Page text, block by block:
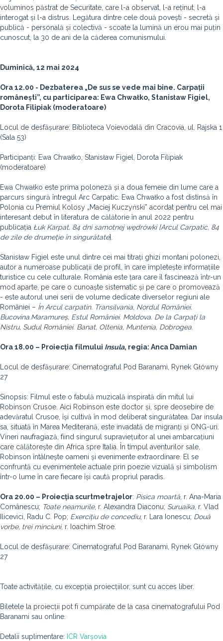
voluminos păstrat de Securitate, care l-a observat, l-a reținut, l-a
interogat și l-a distrus. Legătura dintre cele două povești - secretă și
publică - personală și colectivă - scoate la lumină un erou mai puțin
cunoscut, la 30 de ani de la căderea comunismului.
Duminică, 12 mai 2024
Ora 12.00 - Dezbaterea „De sus se vede mai bine. Carpații
românești”, cu participarea: Ewa Chwałko, Stanisław Figiel,
Dorota Filipiak (moderatoare)
Locul de desfășurare: Biblioteca Voievodală din Cracovia, ul. Rajska 1
(Sala 53)
Participanți: Ewa Chwałko, Stanisław Figiel, Dorota Filipiak
(moderatoare)
Ewa Chwałko este prima poloneză și a doua femeie din lume care a
parcurs singură întregul Arc Carpatic. Ewa Chwałko a fost distinsă în
Polonia cu Premiul Kolosy „Maciej Kuczyński” acordat pentru cel mai
interesant debut în literatura de călătorie în anul 2022 pentru
publicația Łuk Karpat. 84 dni samotnej wędrówki [Arcul Carpatic. 84
de zile de drumeție în singurătate].
Stanisław Figiel este unul dintre cei mai titrați ghizi montani polonezi,
autor a numeroase publicații de profil, în care împletește informațiile
turistice cu cele culturale. România este țara care îl fascinează într-un
mod aparte, pe care o cunoaște sistematic și pe care o promovează
- este autorul unei serii de volume dedicate diverselor regiuni ale
României – În Arcul carpatin. Transilvania, Nordul României.
Bucovina.Maramureș, Estul României. Moldova. De la Carpați la
Nistru, Sudul României. Banat, Oltenia, Muntenia, Dobrogea
Ora 18.00 – Proiecția filmului Insula, regia: Anca Damian
Locul de desfășurare: Cinematograful Pod Baranami, Rynek Główny
27
Sinopsis: Filmul este o fabulă muzicală inspirată din mitul lui
Robinson Crusoe. Aici Robinson este doctor și, spre deosebire de
adevăratul Crusoe, își cultivă în mod deliberat singurătatea. Dar insula
sa, situată în Marea Mediterană, este invadată de migranți și ONG-uri.
Vineri naufragiază, fiind singurul supraviețuitor al unei ambarcațiuni
care călătorește din Africa spre Italia. În timpul aventurilor sale,
Robinson întâlnește oameni și evenimente extraordinare. El se
confruntă cu evenimentele actuale prin poezie vizuală și simbolism
într-o lume în care fiecare își caută propriul paradis.
Ora 20.00 – Proiecția scurtmetrajelor: Pisica moartă , r. Ana-Maria
Comânescu; Toate neamurile, r. Alexandra Diaconu; Suruaika , r. Vlad
Ilicevici, Radu C. Pop; Exercițiu de concediu, r. Lara Ionescu; Două
vorbe, trei minciuni, r. Ioachim Stroe.
Locul de desfășurare: Cinematograful Pod Baranami, Rynek Główny
27
Toate activitățile, cu excepția proiecțiilor, sunt cu acces liber.
Biletele la proiecții pot fi cumpărate de la casa cinematografului Pod
Baranami sau online.
Detalii suplimentare: ICR Varșovia